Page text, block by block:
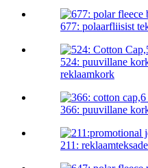
677: polaarfliisist
524: puuvillane
reklaamkork
366: puuvillane
211: